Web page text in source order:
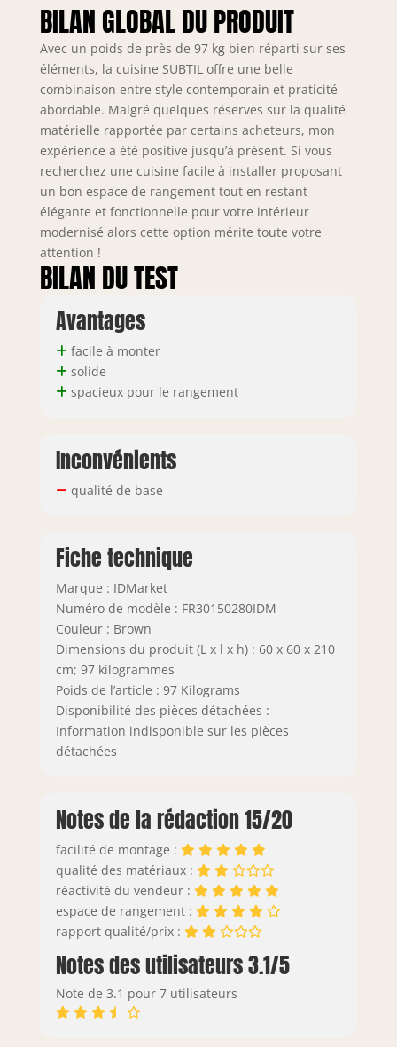
BILAN GLOBAL DU PRODUIT
Avec un poids de près de 97 kg bien réparti sur ses
éléments, la cuisine SUBTIL offre une belle
combinaison entre style contemporain et praticité
abordable. Malgré quelques réserves sur la qualité
matérielle rapportée par certains acheteurs, mon
expérience a été positive jusqu’à présent. Si vous
recherchez une cuisine facile à installer proposant
un bon espace de rangement tout en restant
élégante et fonctionnelle pour votre intérieur
modernisé alors cette option mérite toute votre
attention !
BILAN DU TEST
Avantages
facile à monter
solide
spacieux pour le rangement
Inconvénients
qualité de base
Fiche technique
Marque : IDMarket
Numéro de modèle : FR30150280IDM
Couleur : Brown
Dimensions du produit (L x l x h) : 60 x 60 x 210
cm; 97 kilogrammes
Poids de l’article : 97 Kilograms
Disponibilité des pièces détachées :
Information indisponible sur les pièces
détachées
Notes de la rédaction 15/20
facilité de montage :
qualité des matériaux :
réactivité du vendeur :
espace de rangement :
rapport qualité/prix :
Notes des utilisateurs 3.1/5
Note de 3.1 pour 7 utilisateurs